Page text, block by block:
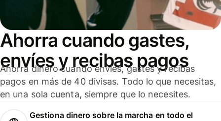
Ahorra cuando gastes,
envíes y recibas pagos
Ahorra dinero cuando envíes, gastes y recibas
pagos en más de 40 divisas. Todo lo que necesitas,
en una sola cuenta, siempre que lo necesites.
Gestiona dinero sobre la marcha en todo el